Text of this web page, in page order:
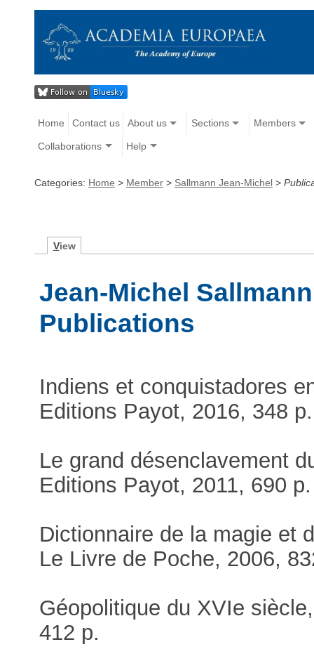
Home Contact us About us Sections Members
Collaborations Help
Categories: Home > Member > Sallmann Jean-Michel >
View
Jean-Michel
Publications
Indiens et conquistadores
Editions Payot, 2016, 348 p.
Le grand désenclavement
Editions Payot, 2011, 690 p.
Dictionnaire de la magie et
Le Livre de Poche, 2006,
Géopolitique du XVIe
412 p.